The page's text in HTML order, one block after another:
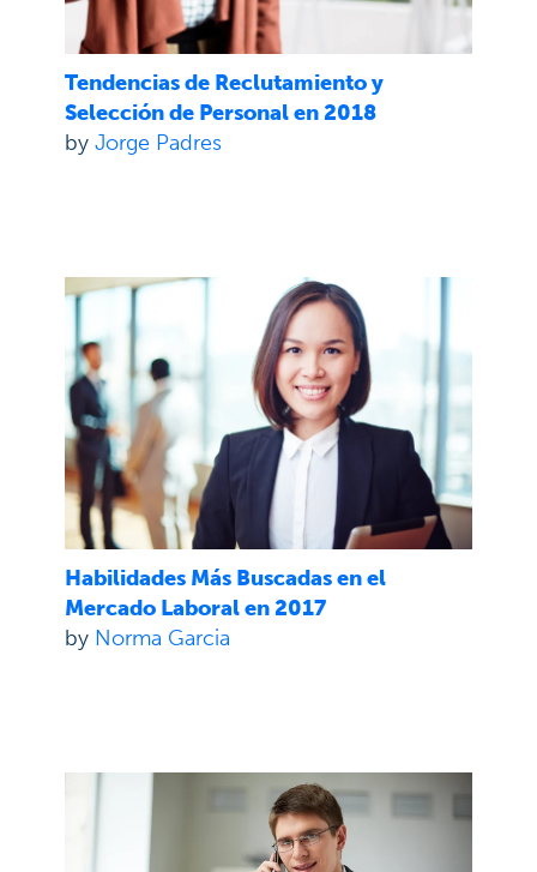
Tendencias de Reclutamiento y
Selección de Personal en 2018
by Jorge Padres
Habilidades Más Buscadas en el
Mercado Laboral en 2017
by Norma Garcia